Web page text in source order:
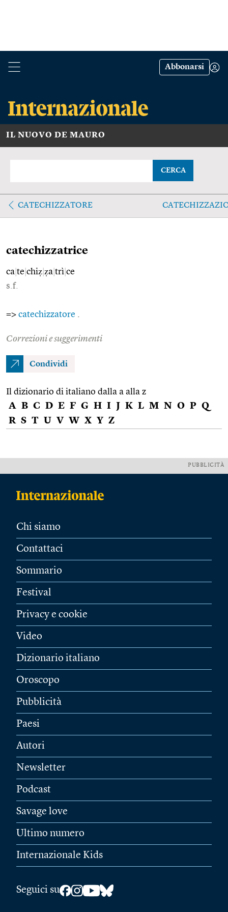
Abbonarsi
IL NUOVO DE MAURO
CERCA
CATECHIZZATORE
catechizzatrice
ca te chiẓ ẓa trì ce
s.f.
=> catechizzatore
Correzioni e suggerimenti
Condividi
Il dizionario di italiano dalla a alla z
A B C D E F G H I J K L M N O P Q
R S T U V W X Y Z
PUBBLICITÀ
Chi siamo
Contattaci
Sommario
Festival
Privacy e cookie
Video
Dizionario italiano
Oroscopo
Pubblicità
Paesi
Autori
Newsletter
Podcast
Savage love
Ultimo numero
Internazionale Kids
Seguici su